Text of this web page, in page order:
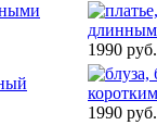
1990 руб.
1990 руб.